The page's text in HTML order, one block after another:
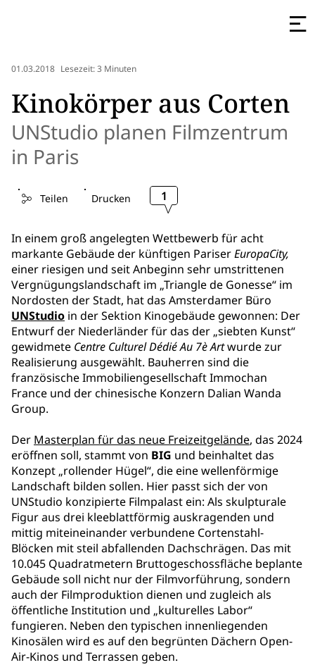
01.03.2018 Lesezeit: 3 Minuten
Kinokörper aus Corten
UNStudio planen Filmzentrum
in Paris
Teilen Drucken 1
In einem groß angelegten Wettbewerb für acht
markante Gebäude der künftigen PariserEuropaCity,
einer riesigen und seit Anbeginn sehr umstrittenen
Vergnügungslandschaft im „Triangle de Gonesse“ im
Nordosten der Stadt, hat das Amsterdamer Büro
UNStudio in der Sektion Kinogebäude gewonnen: Der
Entwurf der Niederländer für das der „siebten Kunst“
gewidmete Centre Culturel Dédié Au 7è Artwurde zur
Realisierung ausgewählt. Bauherren sind die
französische Immobiliengesellschaft Immochan
France und der chinesische Konzern Dalian Wanda
Group.
Der Masterplan für das neue Freizeitgelände, das 2024
eröffnen soll, stammt von BIG und beinhaltet das
Konzept „rollender Hügel“, die eine wellenförmige
Landschaft bilden sollen. Hier passt sich der von
UNStudio konzipierte Filmpalast ein: Als skulpturale
Figur aus drei kleeblattförmig auskragenden und
mittig miteineinander verbundene Cortenstahl-
Blöcken mit steil abfallenden Dachschrägen. Das mit
10.045 Quadratmetern Bruttogeschossfläche beplante
Gebäude soll nicht nur der Filmvorführung, sondern
auch der Filmproduktion dienen und zugleich als
öffentliche Institution und „kulturelles Labor“
fungieren. Neben den typischen innenliegenden
Kinosälen wird es auf den begrünten Dächern Open-
Air-Kinos und Terrassen geben.